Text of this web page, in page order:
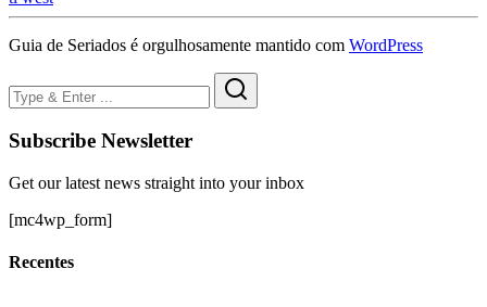
Guia de Seriados é orgulhosamente mantido com WordPress
Subscribe Newsletter
Get our latest news straight into your inbox
[mc4wp_form]
Recentes